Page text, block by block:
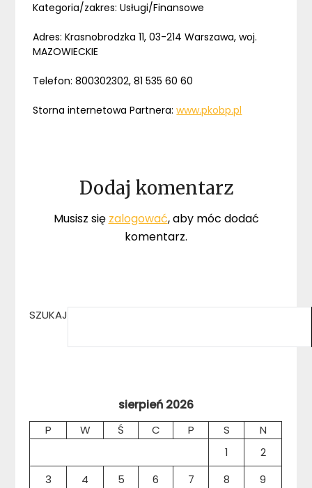
Kategoria/zakres: Usługi/Finansowe
Adres: Krasnobrodzka 11, 03-214 Warszawa, woj.
MAZOWIECKIE
Telefon: 800302302, 81 535 60 60
Storna internetowa Partnera:www.pkobp.pl
Dodaj komentarz
Musisz się zalogować, aby móc dodać
komentarz.
SZUKAJ
sierpień 2026
P W Ś C P S
N
1
2
3
4 5 6 7 8
9